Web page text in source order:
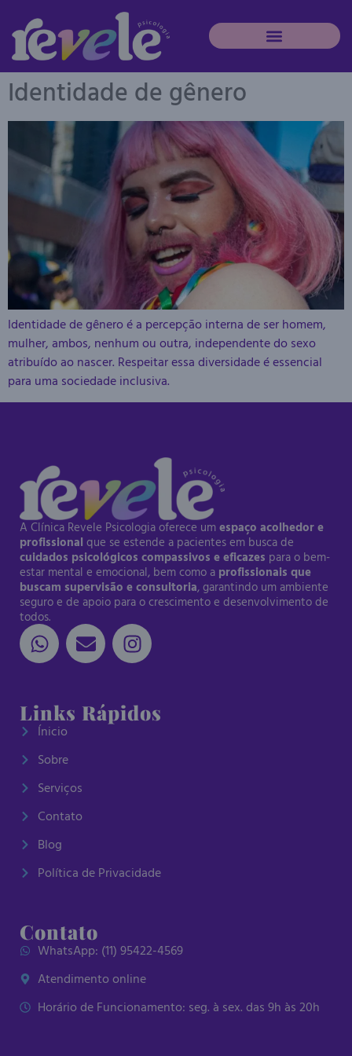
Identidade de gênero
Identidade de gênero é a percepção interna de ser homem,
mulher, ambos, nenhum ou outra, independente do sexo
atribuído ao nascer. Respeitar essa diversidade é essencial
para uma sociedade inclusiva.
A Clínica Revele Psicologia oferece umespaço acolhedor e
profissional que se estende a pacientes em busca de
cuidados psicológicos compassivos e eficazes para o bem-
estar mental e emocional, bem como a profissionais que
buscam supervisão e consultoria, garantindo um ambiente
seguro e de apoio para o crescimento e desenvolvimento de
todos.
Links Rápidos
Ínicio
Sobre
Serviços
Contato
Blog
Política de Privacidade
Contato
WhatsApp: (11) 95422-4569
Atendimento online
Horário de Funcionamento: seg. à sex. das 9h às 20h